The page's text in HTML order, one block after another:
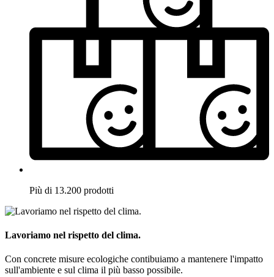
Più di 13.200 prodotti
Lavoriamo nel rispetto del clima.
Con concrete misure ecologiche contibuiamo a mantenere l'impatto
sull'ambiente e sul clima il più basso possibile.